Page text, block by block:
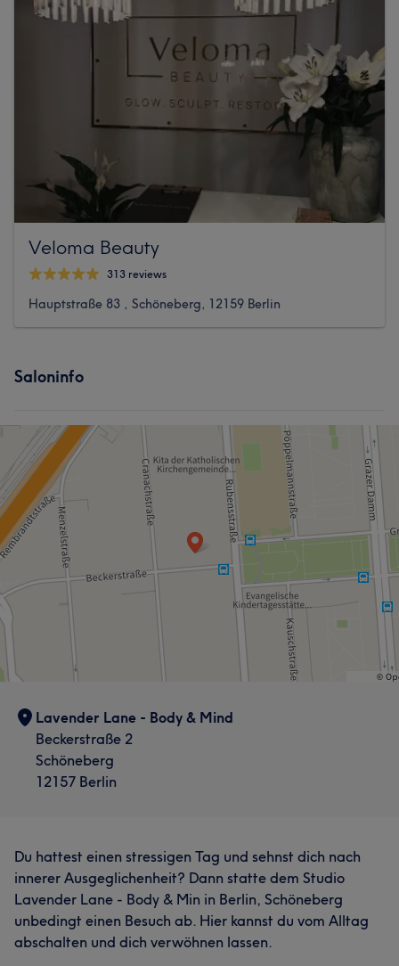
Veloma Beauty
313 reviews
Hauptstraße 83 , Schöneberg, 12159 Berlin
Saloninfo
Lavender Lane - Body & Mind
Beckerstraße 2
Schöneberg
12157 Berlin
Du hattest einen stressigen Tag und sehnst dich nach
innerer Ausgeglichenheit? Dann statte dem Studio
Lavender Lane - Body & Min in Berlin, Schöneberg
unbedingt einen Besuch ab. Hier kannst du vom Alltag
abschalten und dich verwöhnen lassen.